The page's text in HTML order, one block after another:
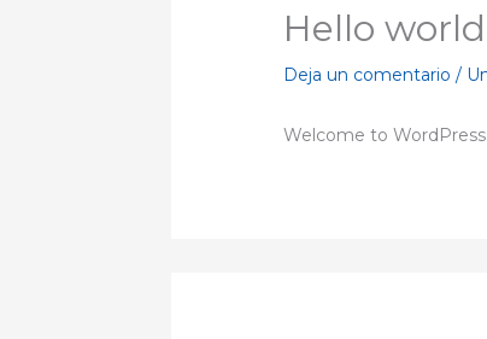
Hello
Deja un comentario /
Welcome to